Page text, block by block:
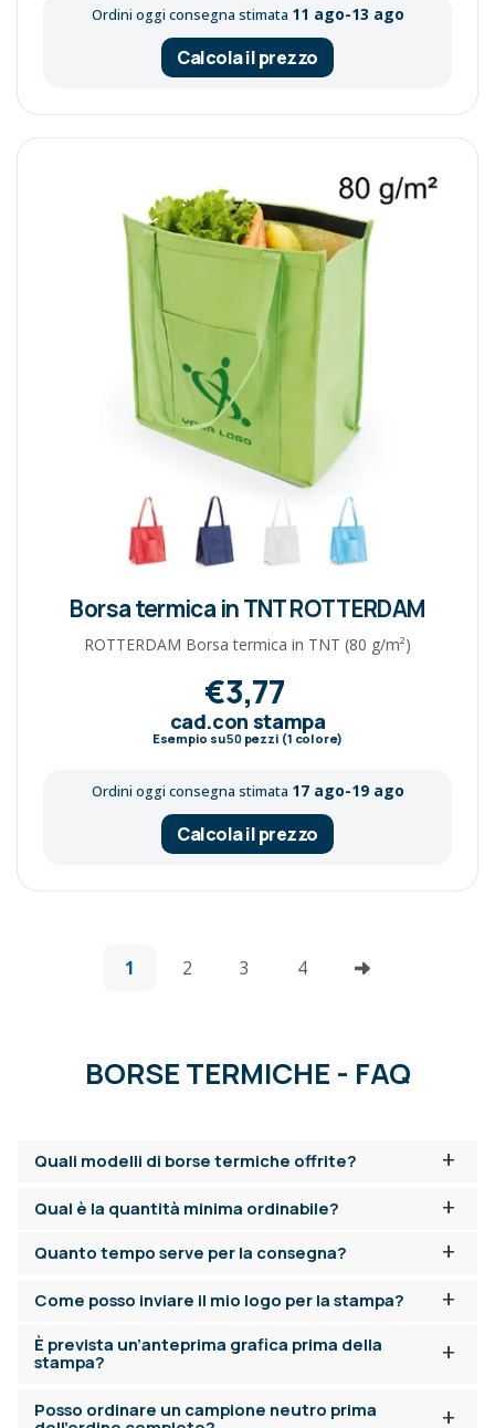
Ordini oggi consegna stimata 11 ago-13 ago
Calcola il prezzo
Borsa termica in TNT ROTTERDAM
ROTTERDAM Borsa termica in TNT (80 g/m²)
€3,77
cad.con stampa
Esempio su50pezzi (1 colore)
Ordini oggi consegna stimata 17 ago-19 ago
Calcola il prezzo
1 2 3 4
BORSE TERMICHE - FAQ
+
Quali modelli di borse termiche offrite?
+
Qual è la quantità minima ordinabile?
+
Quanto tempo serve per la consegna?
+
Come posso inviare il mio logo per la stampa?
+
È prevista un’anteprima grafica prima della
stampa?
+
Posso ordinare un campione neutro prima